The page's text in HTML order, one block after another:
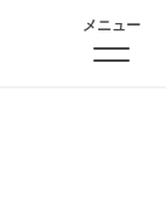
メニュー